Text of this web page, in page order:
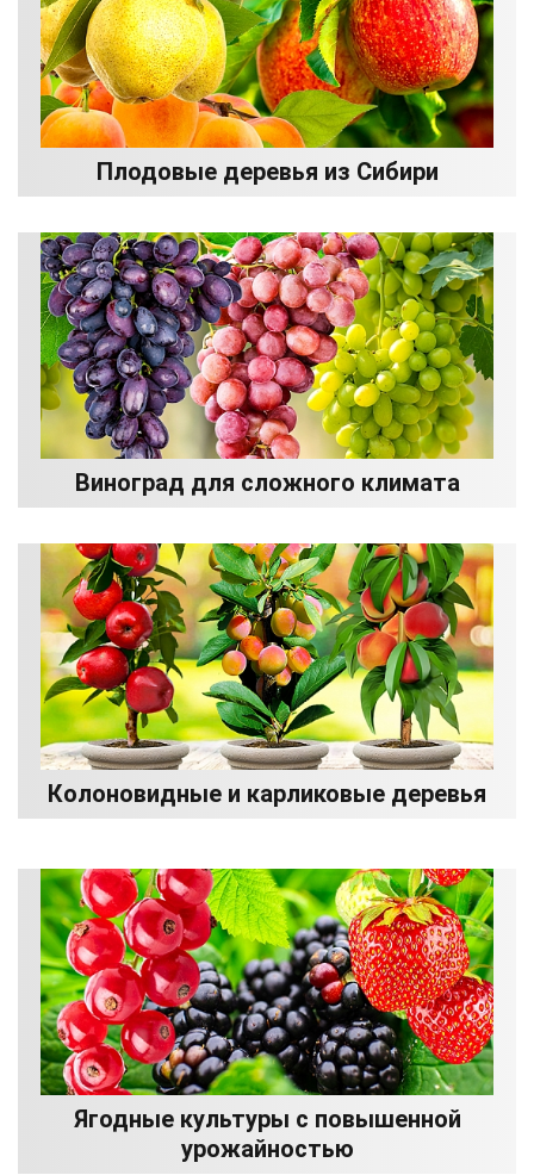
Плодовые деревья из Сибири
Виноград для сложного климата
Колоновидные и карликовые деревья
Ягодные культуры с повышенной
урожайностью